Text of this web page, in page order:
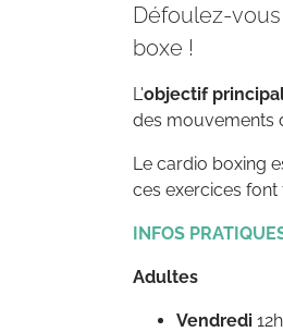
Défoulez-
boxe !
L'objectif
des mouvements
Le cardio boxing
ces exercices
INFOS
Adultes
Vendredi